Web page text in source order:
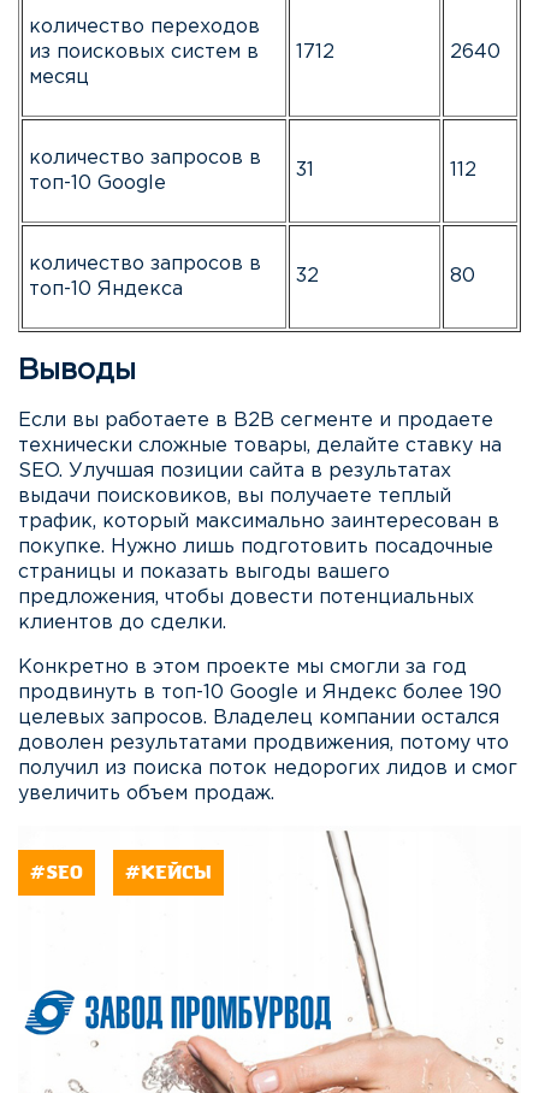
количество переходов
из поисковых систем в
месяц
1712 2640
количество запросов в
топ-10 Google
31 112
количество запросов в
топ-10 Яндекса
32 80
Выводы
Если вы работаете в B2B сегменте и продаете
технически сложные товары, делайте ставку на
SEO. Улучшая позиции сайта в результатах
выдачи поисковиков, вы получаете теплый
трафик, который максимально заинтересован в
покупке. Нужно лишь подготовить посадочные
страницы и показать выгоды вашего
предложения, чтобы довести потенциальных
клиентов до сделки.
Конкретно в этом проекте мы смогли за год
продвинуть в топ-10 Google и Яндекс более 190
целевых запросов. Владелец компании остался
доволен результатами продвижения, потому что
получил из поиска поток недорогих лидов и смог
увеличить объем продаж.
#SEO #КЕЙСЫ